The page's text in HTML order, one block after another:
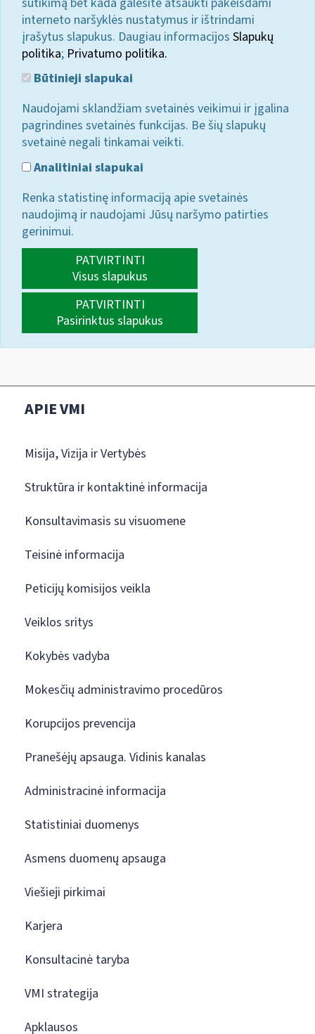
interneto naršyklės nustatymus ir ištrindami
įrašytus slapukus. Daugiau informacijos Slapukų
politika; Privatumo politika.
Būtinieji slapukai
Naudojami sklandžiam svetainės veikimui ir įgalina
pagrindines svetainės funkcijas. Be šių slapukų
svetainė negali tinkamai veikti.
Analitiniai slapukai
Renka statistinę informaciją apie svetainės
naudojimą ir naudojami Jūsų naršymo patirties
gerinimui.
PATVIRTINTI
Visus slapukus
PATVIRTINTI
Pasirinktus slapukus
APIE VMI
Misija, Vizija ir Vertybės
Struktūra ir kontaktinė informacija
Konsultavimasis su visuomene
Teisinė informacija
Peticijų komisijos veikla
Veiklos sritys
Kokybės vadyba
Mokesčių administravimo procedūros
Korupcijos prevencija
Pranešėjų apsauga. Vidinis kanalas
Administracinė informacija
Statistiniai duomenys
Asmens duomenų apsauga
Viešieji pirkimai
Karjera
Konsultacinė taryba
VMI strategija
Apklausos